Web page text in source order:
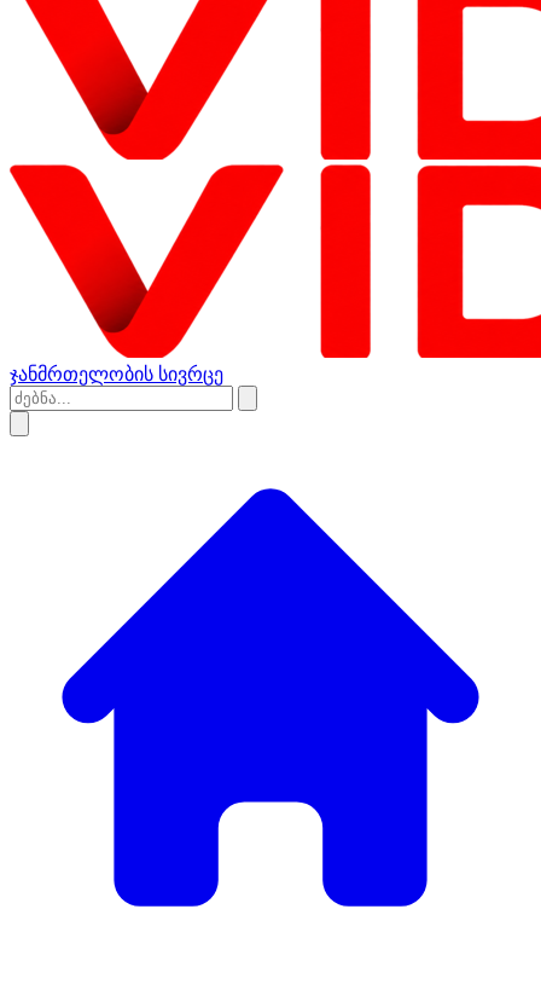
ჯანმრთელობის სივრცე